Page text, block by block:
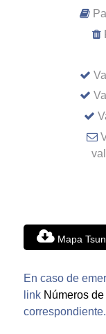
Mapa
En caso de
link Números
correspondiente.